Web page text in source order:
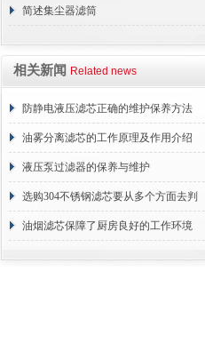
简述集尘器滤筒
相关新闻 Related news
防静电液压滤芯正确的维护保养方法
油雾分离滤芯的工作原理及作用介绍
液压泵过滤器的保养与维护
选购304不锈钢滤芯要从多个方面去判
断
油烟滤芯保障了厨房良好的工作环境